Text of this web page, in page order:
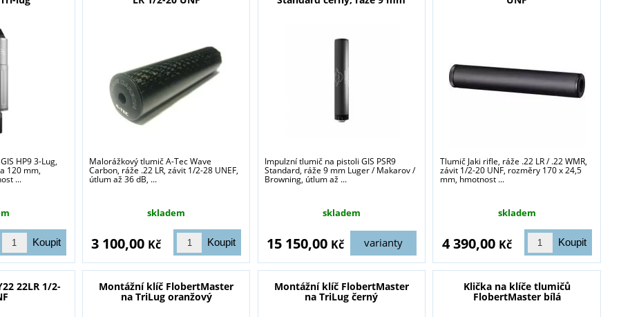
HP9 3-Lug,
120 mm,
...
Malorážkový tlumič A-Tec Wave
Carbon, ráže .22 LR, závit 1/2-28 UNEF,
útlum až 36 dB, ...
skladem
3 100,00 Kč
Impulzní tlumič na pistoli GIS PSR9
Standard, ráže 9 mm Luger / Makarov /
Browning, útlum až ...
skladem
varianty
15 150,00 Kč
Tlumič Jaki rifle, ráže .22 LR / .22 WMR,
závit 1/2-20 UNF, rozměry 170 x 24,5
mm, hmotnost ...
skladem
4 390,00 Kč
22LR 1/2- Montážní klíč FlobertMaster
na TriLug oranžový
Montážní klíč FlobertMaster
na TriLug černý
Klička na klíče tlumičů
FlobertMaster bílá
jsou určeny pouze odborné veřejnosti od 18 let a podnikatelům v oblasti zbraně a
střelivo. Splňujete tyto podmínky?